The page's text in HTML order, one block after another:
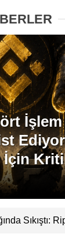
XRP
İşlem
İçin
Sıkıştı: